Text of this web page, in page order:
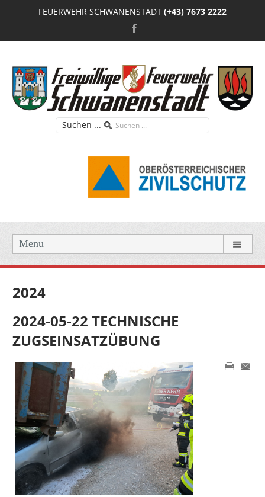
FEUERWEHR SCHWANENSTADT (+43) 7673 2222
Suchen ...
Menu
2024
2024-05-22 TECHNISCHE
ZUGSEINSATZÜBUNG